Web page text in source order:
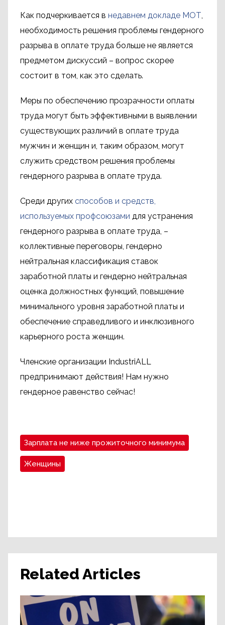
Как подчеркивается в недавнем докладе МОТ,
необходимость решения проблемы гендерного
разрыва в оплате труда больше не является
предметом дискуссий – вопрос скорее
состоит в том, как это сделать.
Меры по обеспечению прозрачности оплаты
труда могут быть эффективными в выявлении
существующих различий в оплате труда
мужчин и женщин и, таким образом, могут
служить средством решения проблемы
гендерного разрыва в оплате труда.
Среди других способов и средств,
используемых профсоюзами для устранения
гендерного разрыва в оплате труда, –
коллективные переговоры, гендерно
нейтральная классификация ставок
заработной платы и гендерно нейтральная
оценка должностных функций, повышение
минимального уровня заработной платы и
обеспечение справедливого и инклюзивного
карьерного роста женщин.
Членские организации IndustriALL
предпринимают действия! Нам нужно
гендерное равенство сейчас!
Зарплата не ниже прожиточного минимума
Женщины
Related Articles